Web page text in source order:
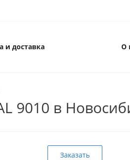
и доставка О
9010 в
Заказать